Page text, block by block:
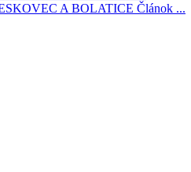
A BOLATICE Článok ...